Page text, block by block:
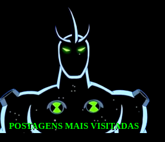
POSTAGENS MAIS VISITADAS